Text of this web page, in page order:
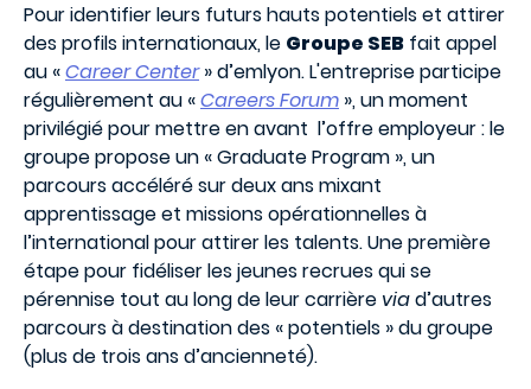
Pour identifier leurs futurs hauts potentiels et attirer
des profils internationaux, le Groupe SEB fait appel
au «Career Center» d’emlyon. L'entreprise participe
régulièrement au «Careers Forum », un moment
privilégié pour mettre en avant l’offre employeur : le
groupe propose un « Graduate Program », un
parcours accéléré sur deux ans mixant
apprentissage et missions opérationnelles à
l’international pour attirer les talents. Une première
étape pour fidéliser les jeunes recrues qui se
pérennise tout au long de leur carrière viad’autres
parcours à destination des « potentiels » du groupe
(plus de trois ans d’ancienneté).